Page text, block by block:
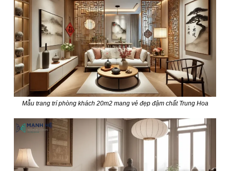
Mẫu trang trí phòng khách 20m2 mang vẻ đẹp đậm chất Trung Hoa